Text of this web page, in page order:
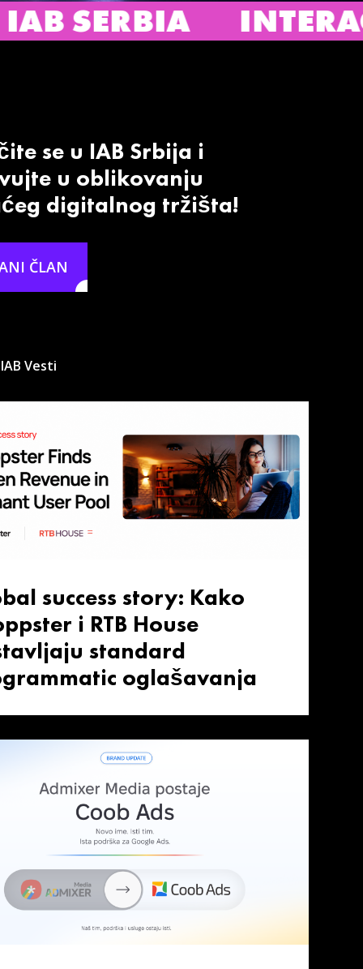
INTERACTIVE
se u IAB Srbija i
u oblikovanju
digitalnog tržišta!
ČLAN
Vesti
success story: Kako
i RTB House
standard
oglašavanja